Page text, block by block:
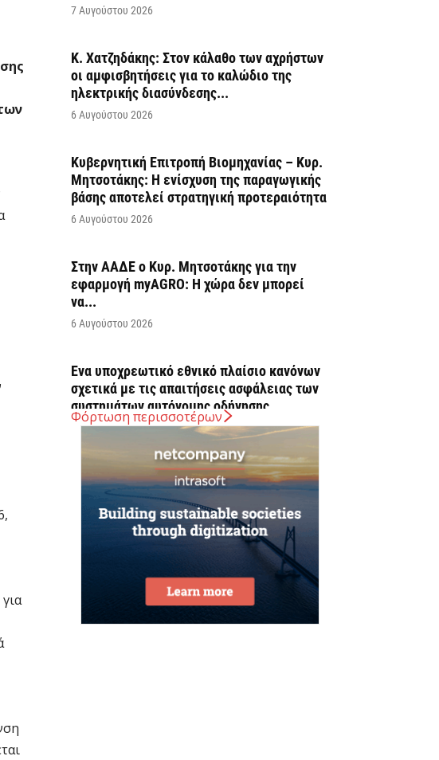
7 Αυγούστου 2026
Κ. Χατζηδάκης: Στον κάλαθο των αχρήστων
οι αμφισβητήσεις για το καλώδιο της
ηλεκτρικής διασύνδεσης...
6 Αυγούστου 2026
Κυβερνητική Επιτροπή Βιομηχανίας – Κυρ.
Μητσοτάκης: Η ενίσχυση της παραγωγικής
βάσης αποτελεί στρατηγική προτεραιότητα
6 Αυγούστου 2026
Στην ΑΑΔΕ ο Κυρ. Μητσοτάκης για την
εφαρμογή myAGRO: Η χώρα δεν μπορεί
να...
6 Αυγούστου 2026
Ένα υποχρεωτικό εθνικό πλαίσιο κανόνων
σχετικά με τις απαιτήσεις ασφάλειας των
συστημάτων αυτόνομης οδήγησης...
6 Αυγούστου 2026
Σλοβακία: Ρεκόρ υψηλής θερμοκρασίας με
42,2 βαθμούς Κελσίου
6 Αυγούστου 2026
Ξεκινούν τα δοκιμαστικά δρομολόγια στην
επέκταση του μετρό προς Καλαμαριά
6 Αυγούστου 2026
Φόρτωση περισσοτέρων